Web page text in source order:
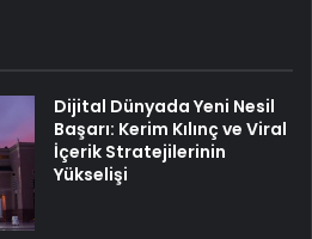
Dijital Dünyada Yeni Nesil
Başarı: Kerim Kılınç ve Viral
İçerik Stratejilerinin
Yükselişi